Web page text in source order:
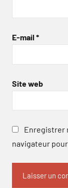
E-mail *
Site web
Enregistrer
navigateur